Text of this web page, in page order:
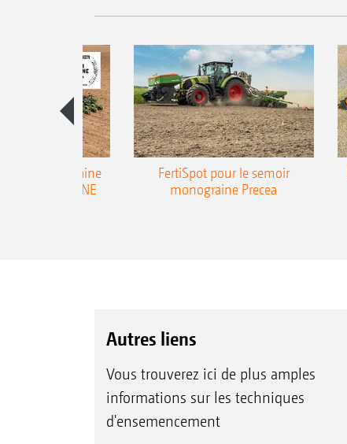
monograine
TCC AMAZONE
FertiSpot pour le semoir
monograine Precea
Autres liens
Vous trouverez ici de plus amples
informations sur les techniques
d'ensemencement